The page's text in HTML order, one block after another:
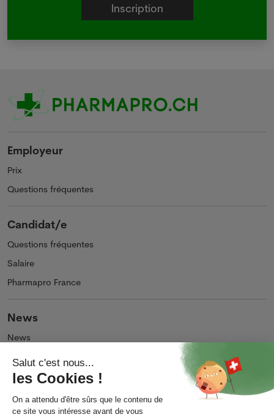
Employeur
Prix
Questions fréquentes
Candidat/e
Questions fréquentes
Salaire
Pharmapro France
News
News
Podcasts et Vidéos
Qui sommes-nous ?